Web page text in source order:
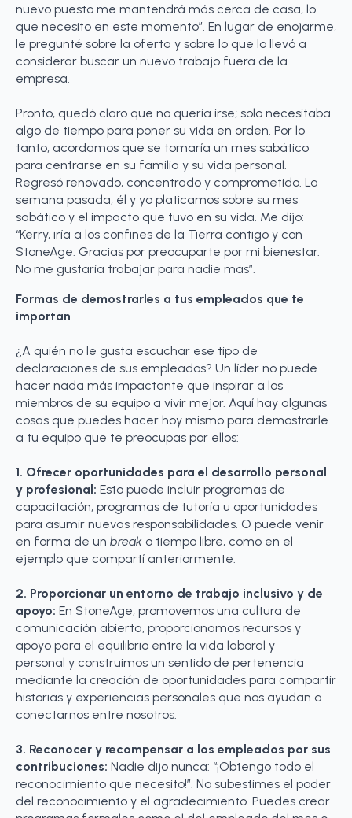
nuevo puesto me mantendrá más cerca de casa, lo
que necesito en este momento”. En lugar de enojarme,
le pregunté sobre la oferta y sobre lo que lo llevó a
considerar buscar un nuevo trabajo fuera de la
empresa.
Pronto, quedó claro que no quería irse; solo necesitaba
algo de tiempo para poner su vida en orden. Por lo
tanto, acordamos que se tomaría un mes sabático
para centrarse en su familia y su vida personal.
Regresó renovado, concentrado y comprometido. La
semana pasada, él y yo platicamos sobre su mes
sabático y el impacto que tuvo en su vida. Me dijo:
“Kerry, iría a los confines de la Tierra contigo y con
StoneAge. Gracias por preocuparte por mi bienestar.
No me gustaría trabajar para nadie más”.
Formas de demostrarles a tus empleados que te
importan
¿A quién no le gusta escuchar ese tipo de
declaraciones de sus empleados? Un líder no puede
hacer nada más impactante que inspirar a los
miembros de su equipo a vivir mejor. Aquí hay algunas
cosas que puedes hacer hoy mismo para demostrarle
a tu equipo que te preocupas por ellos:
1. Ofrecer oportunidades para el desarrollo personal
y profesional: Esto puede incluir programas de
capacitación, programas de tutoría u oportunidades
para asumir nuevas responsabilidades. O puede venir
en forma de un break o tiempo libre, como en el
ejemplo que compartí anteriormente.
2. Proporcionar un entorno de trabajo inclusivo y de
apoyo: En StoneAge, promovemos una cultura de
comunicación abierta, proporcionamos recursos y
apoyo para el equilibrio entre la vida laboral y
personal y construimos un sentido de pertenencia
mediante la creación de oportunidades para compartir
historias y experiencias personales que nos ayudan a
conectarnos entre nosotros.
3. Reconocer y recompensar a los empleados por sus
contribuciones: Nadie dijo nunca: “¡Obtengo todo el
reconocimiento que necesito!”. No subestimes el poder
del reconocimiento y el agradecimiento. Puedes crear